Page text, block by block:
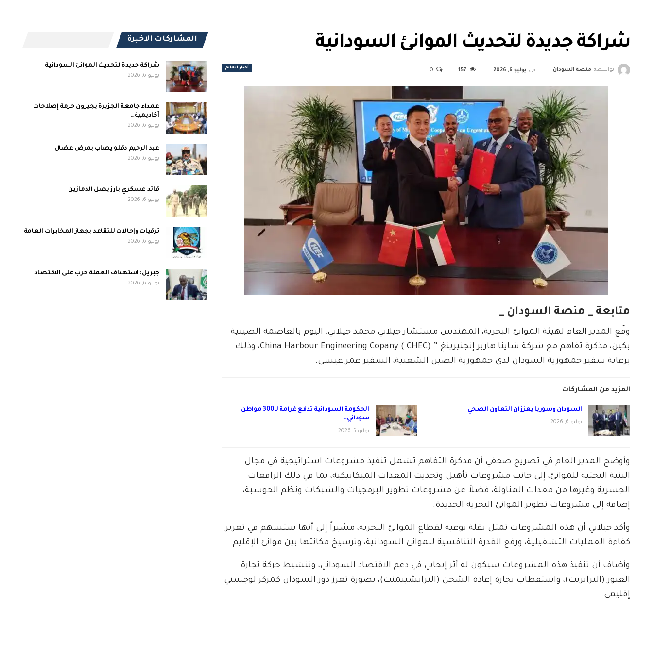
شراكة جديدة لتحديث الموانئ السودانية
أخبار العالم بواسطة منصة السودان في يوليو 6, 2026 157
متابعة _ منصة السودان _
وقّع المدير العام لهيئة الموانئ البحرية، المهندس مستشار جيلاني محمد جيلاني، اليوم بالعاصمة الصينية
بكين، مذكرة تفاهم مع شركة شاينا هاربر إنجنيرينغ ” China Harbour Engineering Copany ( CHEC)، وذلك
برعاية سفير جمهورية السودان لدى جمهورية الصين الشعبية، السفير عمر عيسى.
المزيد من المشاركات
السودان وسوريا يعززان التعاون الصحي
يوليو 6, 2026
الحكومة السودانية تدفع غرامة لـ 300 مواطن
سوداني…
يوليو 5, 2026
وأوضح المدير العام في تصريح صحفي أن مذكرة التفاهم تشمل تنفيذ مشروعات استراتيجية في مجال
البنية التحتية للموانئ، إلى جانب مشروعات تأهيل وتحديث المعدات الميكانيكية، بما في ذلك الرافعات
الجسرية وغيرها من معدات المناولة، فضلاً عن مشروعات تطوير البرمجيات والشبكات ونظم الحوسبة،
إضافة إلى مشروعات تطوير الموانئ البحرية الجديدة.
وأكد جيلاني أن هذه المشروعات تمثل نقلة نوعية لقطاع الموانئ البحرية، مشيراً إلى أنها ستسهم في تعزيز
كفاءة العمليات التشغيلية، ورفع القدرة التنافسية للموانئ السودانية، وترسيخ مكانتها بين موانئ الإقليم.
وأضاف أن تنفيذ هذه المشروعات سيكون له أثر إيجابي في دعم الاقتصاد السوداني، وتنشيط حركة تجارة
العبور (الترانزيت)، واستقطاب تجارة إعادة الشحن (الترانشيبمنت)، بصورة تعزز دور السودان كمركز لوجستي
إقليمي.
المشاركات الاخيرة
شراكة جديدة لتحديث الموانئ السودانية
يوليو 6, 2026
عمداء جامعة الجزيرة يجيزون حزمة إصلاحات
أكاديمية…
يوليو 6, 2026
عبد الرحيم دقلو يصاب بمرض عضال
يوليو 6, 2026
قائد عسكري بارز يصل الدمازين
يوليو 6, 2026
ترقيات وإحالات للتقاعد بجهاز المخابرات العامة
يوليو 6, 2026
جبريل: استهداف العملة حرب على الاقتصاد
يوليو 6, 2026